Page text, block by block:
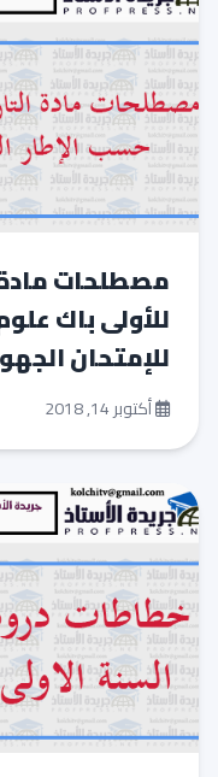
مصطلحات مادة
للأولى باك
للإمتحان
أكتوبر 14, 2018